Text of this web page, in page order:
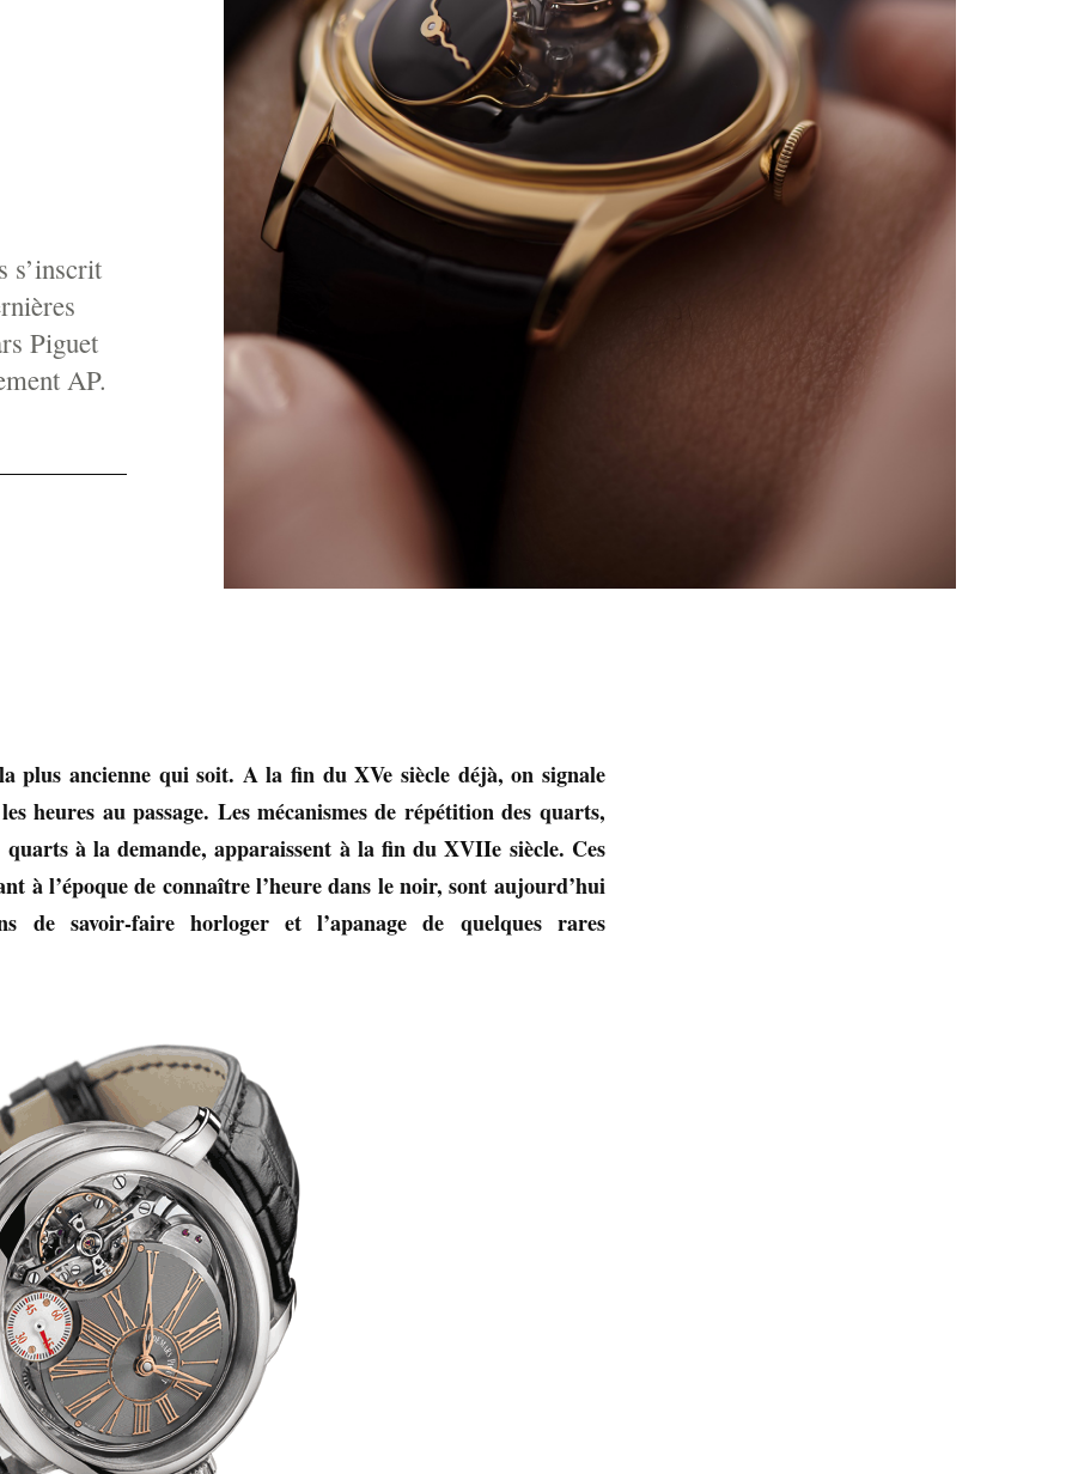
s’inscrit
Piguet
AP.
plus ancienne qui soit. A la fin du XVe siècle déjà, on signale
heures au passage. Les mécanismes de répétition des quarts,
quarts à la demande, apparaissent à la fin du XVIIe siècle. Ces
à l’époque de connaître l’heure dans le noir, sont aujourd’hui
de savoir-faire horloger et l’apanage de quelques rares